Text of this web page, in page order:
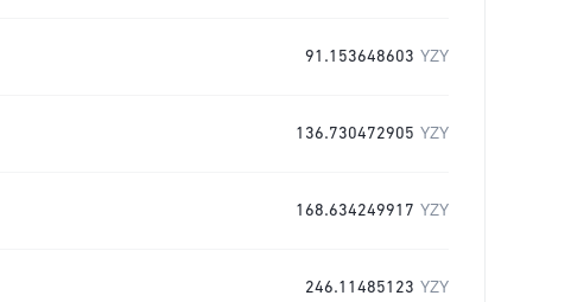
91.153648603 YZY
136.730472905 YZY
168.634249917 YZY
246.11485123 YZY